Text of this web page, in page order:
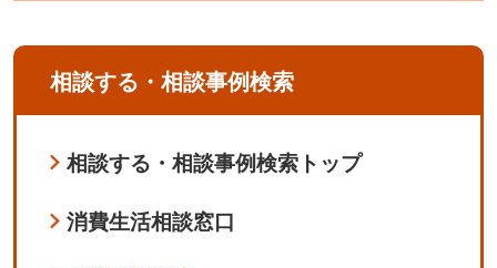
相談する・相談事例検索
相談する・相談事例検索トップ
消費生活相談窓口